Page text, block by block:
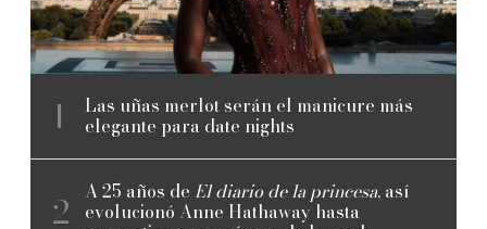
Las uñas merlot serán el manicure más
elegante para date nights
A 25 años de El diario de la princesa, así
evolucionó Anne Hathaway hasta